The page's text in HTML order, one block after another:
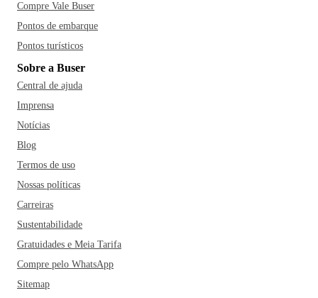
Compre Vale Buser
Pontos de embarque
Pontos turísticos
Sobre a Buser
Central de ajuda
Imprensa
Notícias
Blog
Termos de uso
Nossas políticas
Carreiras
Sustentabilidade
Gratuidades e Meia Tarifa
Compre pelo WhatsApp
Sitemap